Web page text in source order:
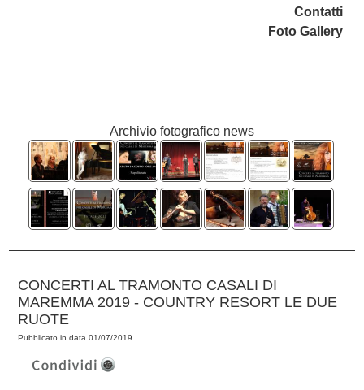
Contatti
Foto Gallery
Archivio fotografico news
CONCERTI AL TRAMONTO CASALI DI
MAREMMA 2019 - COUNTRY RESORT LE DUE
RUOTE
Pubblicato in data 01/07/2019